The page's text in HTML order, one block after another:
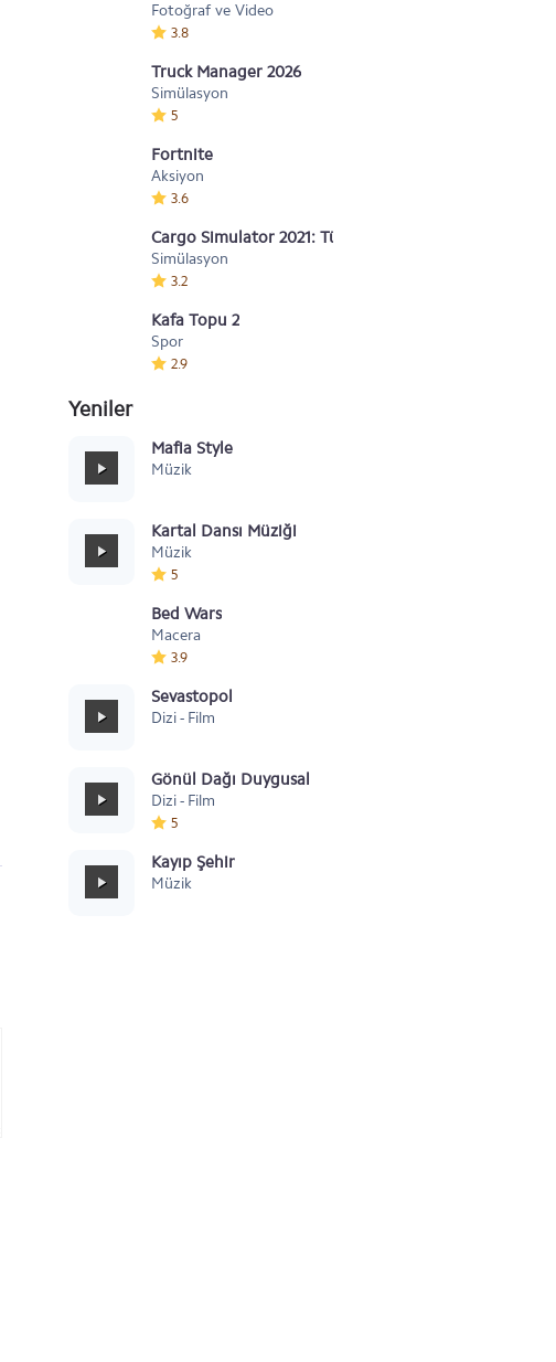
Fotoğraf ve Video
3.8
Truck Manager 2026
Simülasyon
5
Fortnite
Aksiyon
3.6
Cargo Simulator 2021: Türkiye
Simülasyon
3.2
Kafa Topu 2
Spor
2.9
Yeniler
Mafia Style
Müzik
Kartal Dansı Müziği
Müzik
5
Bed Wars
Macera
3.9
Sevastopol
Dizi - Film
Gönül Dağı Duygusal
Dizi - Film
5
Kayıp Şehir
Müzik